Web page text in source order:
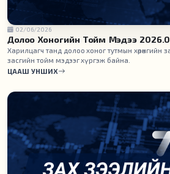
02/06/2026
Долоо Хоногийн Тойм Мэдээ
Харилцагч танд долоо хоног тутмын хөрөнгийн
засгийн тойм мэдээг хүргэж байна.
ЦААШ УНШИХ